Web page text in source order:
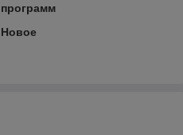
программ
Новое